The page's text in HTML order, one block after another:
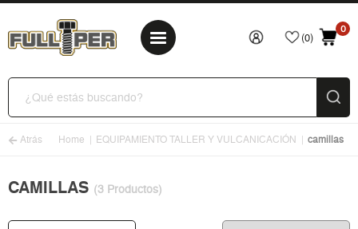
(0)
0
Atrás Home EQUIPAMIENTO TALLER Y VULCANICACIÓN camillas
CAMILLAS (3 Productos)